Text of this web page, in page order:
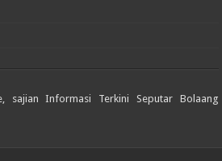
sajian Informasi Terkini Seputar Bolaang